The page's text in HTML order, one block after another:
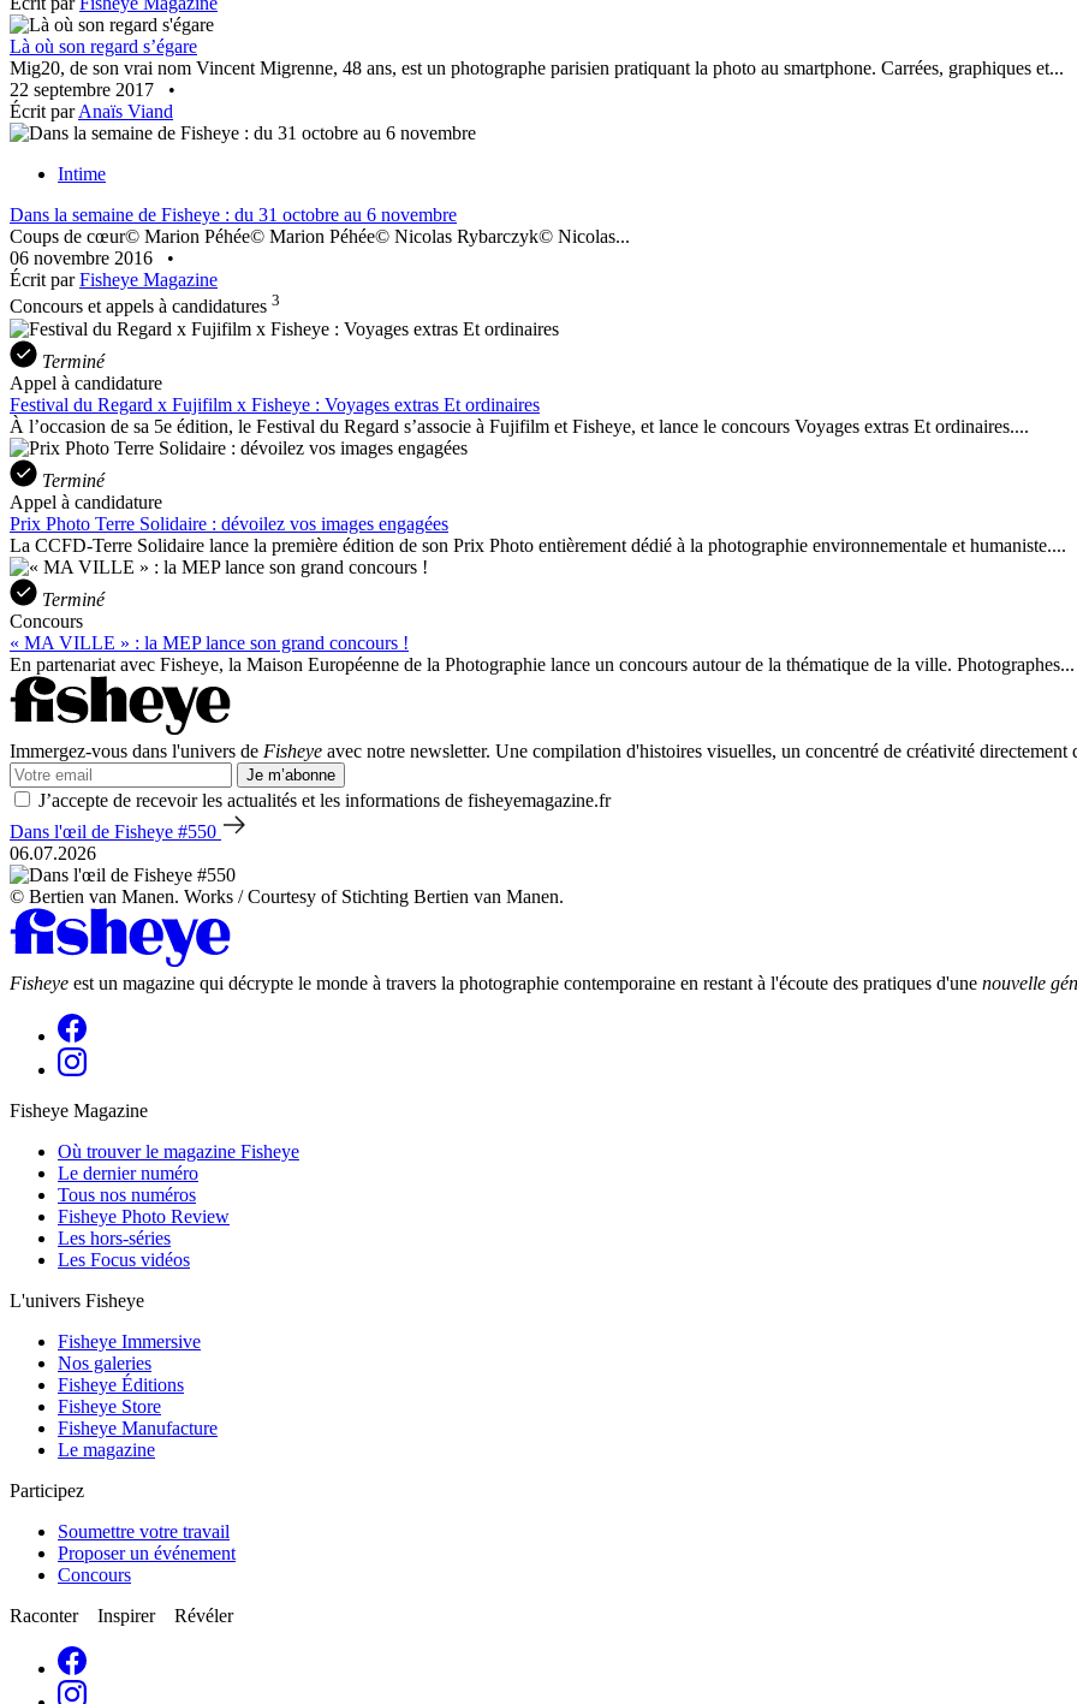
Là où son regard s’égare
Mig20, de son vrai nom Vincent Migrenne, 48 ans, est un photographe parisien pratiquant la photo au smartphone. Carrées, graphiques et...
22 septembre 2017
•
Écrit parAnaïs Viand
Intime
Dans la semaine de Fisheye : du 31 octobre au 6 novembre
Coups de cœur© Marion Péhée© Marion Péhée© Nicolas Rybarczyk© Nicolas...
06 novembre 2016
•
Écrit parFisheye Magazine
Concours et appels à candidatures 3
Terminé
Appel à candidature
Festival du Regard x Fujifilm x Fisheye : Voyages extras Et ordinaires
À l’occasion de sa 5e édition, le Festival du Regard s’associe à Fujifilm et Fisheye, et lance le concours Voyages extras Et ordinaires....
Terminé
Appel à candidature
Prix Photo Terre Solidaire : dévoilez vos images engagées
La CCFD-Terre Solidaire lance la première édition de son Prix Photo entièrement dédié à la photographie environnementale et humaniste....
Terminé
Concours
« MA VILLE » : la MEP lance son grand concours !
En partenariat avec Fisheye, la Maison Européenne de la Photographie lance un concours autour de la thématique de la ville. Photographes...
Immergez-vous dans l'univers de Fisheye avec notre newsletter. Une compilation d'histoires visuelles, un concentré de créativité
Je m’abonne
J’accepte de recevoir les actualités et les informations de fisheyemagazine.fr
Dans l'œil de Fisheye #550
06.07.2026
© Bertien van Manen. Works / Courtesy of Stichting Bertien van Manen.
Fisheye est un magazine qui décrypte le monde à travers la photographie contemporaine en restant à l'écoute des pratiques d'une nouvelle
Fisheye Magazine
Où trouver le magazine Fisheye
Le dernier numéro
Tous nos numéros
Fisheye Photo Review
Les hors-séries
Les Focus vidéos
L'univers Fisheye
Fisheye Immersive
Nos galeries
Fisheye Éditions
Fisheye Store
Fisheye Manufacture
Le magazine
Participez
Soumettre votre travail
Proposer un événement
Concours
Raconter Inspirer Révéler